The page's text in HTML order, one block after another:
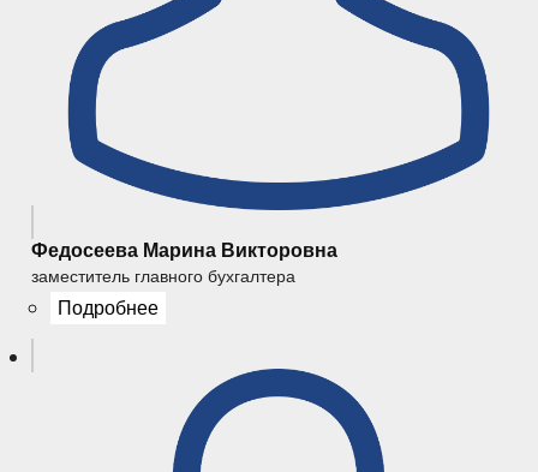
Федосеева Марина Викторовна
заместитель главного бухгалтера
Подробнее